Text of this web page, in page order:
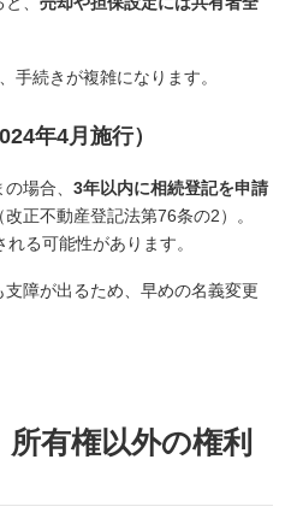
手続きが複雑になります。
年4月施行）
場合、 3年以内に相続登記を申請
正不動産登記法第76条の2）。
れる可能性があります。
障が出るため、早めの名義変更
有権以外の権利